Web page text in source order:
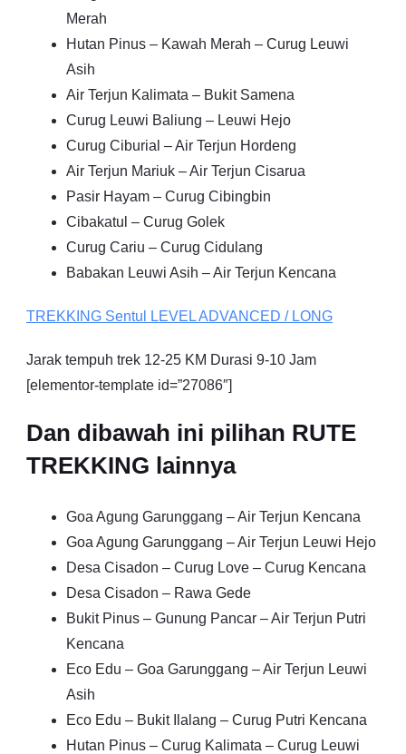
Merah
Hutan Pinus – Kawah Merah – Curug Leuwi
Asih
Air Terjun Kalimata – Bukit Samena
Curug Leuwi Baliung – Leuwi Hejo
Curug Ciburial – Air Terjun Hordeng
Air Terjun Mariuk – Air Terjun Cisarua
Pasir Hayam – Curug Cibingbin
Cibakatul – Curug Golek
Curug Cariu – Curug Cidulang
Babakan Leuwi Asih – Air Terjun Kencana
TREKKING Sentul LEVEL ADVANCED / LONG
Jarak tempuh trek 12-25 KM Durasi 9-10 Jam
[elementor-template id=”27086″]
Dan dibawah ini pilihan RUTE
TREKKING lainnya
Goa Agung Garunggang – Air Terjun Kencana
Goa Agung Garunggang – Air Terjun Leuwi Hejo
Desa Cisadon – Curug Love – Curug Kencana
Desa Cisadon – Rawa Gede
Bukit Pinus – Gunung Pancar – Air Terjun Putri
Kencana
Eco Edu – Goa Garunggang – Air Terjun Leuwi
Asih
Eco Edu – Bukit Ilalang – Curug Putri Kencana
Hutan Pinus – Curug Kalimata – Curug Leuwi